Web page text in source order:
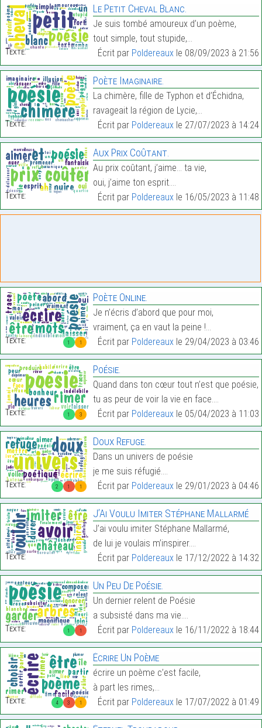
Texte:
Le Petit Cheval Blanc.
Je suis tombé amoureux d’un poème,
tout simple, tout stupide,…
Écrit par Poldereauxle 08/09/2023 à 21:56
Texte:
Poète Imaginaire.
La chimère, fille de Typhon et d’Échidna,
ravageait la région de Lycie,…
Écrit par Poldereauxle 27/07/2023 à 14:24
Texte:
Aux Prix Coûtant.
Au prix coûtant, j’aime… ta vie,
oui, j’aime ton esprit.…
Écrit par Poldereauxle 16/05/2023 à 11:48
1 1
Texte:
Poète Online.
Je n’écris d’abord que pour moi,
vraiment, ça en vaut la peine !…
Écrit par Poldereauxle 29/04/2023 à 03:46
1 3
Texte:
Poésie.
Quand dans ton cœur tout n’est que poésie,
tu as peur de voir la vie en face.…
Écrit par Poldereauxle 05/04/2023 à 11:03
2 1 1
Texte:
Doux Refuge.
Dans un univers de poésie
je me suis réfugié.…
Écrit par Poldereauxle 29/01/2023 à 04:46
Texte:
J’Ai Voulu Imiter Stéphane Mallarmé
J’ai voulu imiter Stéphane Mallarmé,
de lui je voulais m’inspirer.…
Écrit par Poldereauxle 17/12/2022 à 14:32
1 1
Texte:
Un Peu De Poésie.
Un dernier relent de Poésie
a subsisté dans ma vie.…
Écrit par Poldereauxle 16/11/2022 à 18:44
4 3 1
Texte:
Écrire Un Poème
écrire un poème c’est facile,
à part les rimes,…
Écrit par Poldereauxle 17/07/2022 à 01:49